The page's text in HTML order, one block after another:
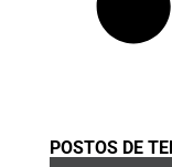
POSTOS DE